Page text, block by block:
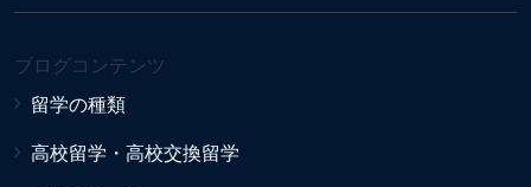
ブログコンテンツ
留学の種類
高校留学・高校交換留学